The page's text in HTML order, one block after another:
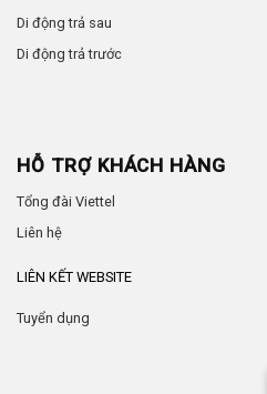
Di động trả sau
Di động trả trước
HỖ TRỢ KHÁCH HÀNG
Tổng đài Viettel
Liên hệ
LIÊN KẾT WEBSITE
Tuyển dụng